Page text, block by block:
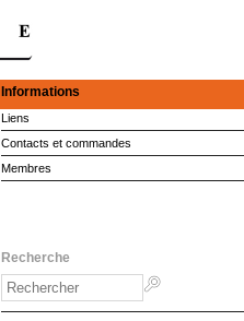
Informations
Liens
Contacts et commandes
Membres
Recherche